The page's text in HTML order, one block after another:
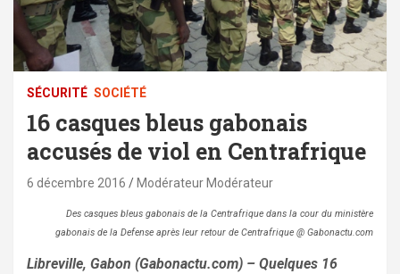
SÉCURITÉ SOCIÉTÉ
16 casques bleus gabonais
accusés de viol en Centrafrique
6 décembre 2016 Modérateur Modérateur
Des casques bleus gabonais de la Centrafrique dans la cour du ministère
gabonais de la Defense après leur retour de Centrafrique @ Gabonactu.com
Libreville, Gabon (Gabonactu.com) – Quelques 16